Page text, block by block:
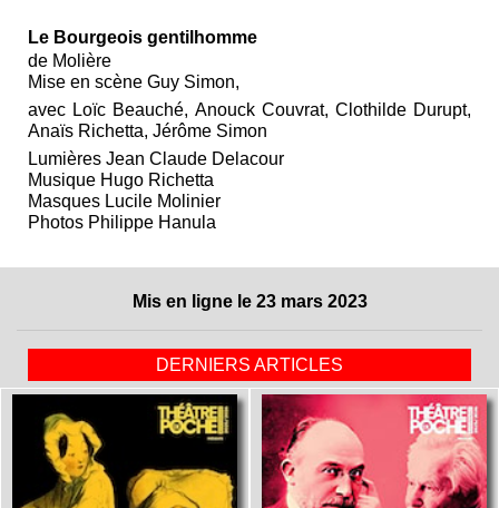
Le Bourgeois gentilhomme
de Molière
Mise en scène Guy Simon,
avec Loïc Beauché, Anouck Couvrat, Clothilde Durupt,
Anaïs Richetta, Jérôme Simon
Lumières Jean Claude Delacour
Musique Hugo Richetta
Masques Lucile Molinier
Photos Philippe Hanula
Mis en ligne le 23 mars 2023
DERNIERS ARTICLES